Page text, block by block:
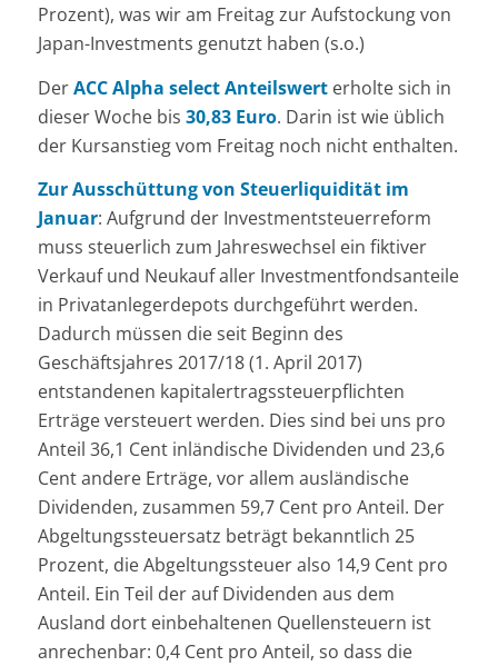
Prozent), was wir am Freitag zur Aufstockung von
Japan-Investments genutzt haben (s.o.)
DerACC Alpha select Anteilswerterholte sich in
dieser Woche bis 30,83 Euro. Darin ist wie üblich
der Kursanstieg vom Freitag noch nicht enthalten.
Zur Ausschüttung von Steuerliquidität im
Januar: Aufgrund der Investmentsteuerreform
muss steuerlich zum Jahreswechsel ein fiktiver
Verkauf und Neukauf aller Investmentfondsanteile
in Privatanlegerdepots durchgeführt werden.
Dadurch müssen die seit Beginn des
Geschäftsjahres 2017/18 (1. April 2017)
entstandenen kapitalertragssteuerpflichten
Erträge versteuert werden. Dies sind bei uns pro
Anteil 36,1 Cent inländische Dividenden und 23,6
Cent andere Erträge, vor allem ausländische
Dividenden, zusammen 59,7 Cent pro Anteil. Der
Abgeltungssteuersatz beträgt bekanntlich 25
Prozent, die Abgeltungssteuer also 14,9 Cent pro
Anteil. Ein Teil der auf Dividenden aus dem
Ausland dort einbehaltenen Quellensteuern ist
anrechenbar: 0,4 Cent pro Anteil, so dass die